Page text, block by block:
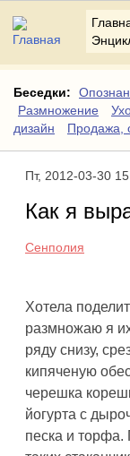
Беседки:
Размножение
дизайн
Продажа,
Пт, 2012-03-30
Как я
Сенполия
Хотела
размножаю я
ряду снизу,
кипяченую
черешка
йогурта с
песка и торфа.